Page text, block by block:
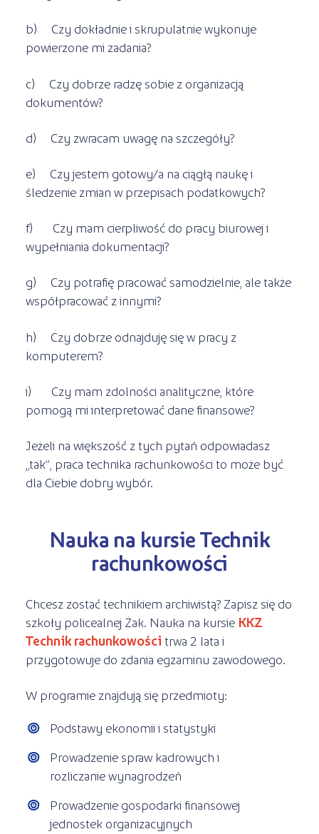
b) Czy dokładnie i skrupulatnie wykonuje
powierzone mi zadania?
c) Czy dobrze radzę sobie z organizacją
dokumentów?
d) Czy zwracam uwagę na szczegóły?
e) Czy jestem gotowy/a na ciągłą naukę i
śledzenie zmian w przepisach podatkowych?
f) Czy mam cierpliwość do pracy biurowej i
wypełniania dokumentacji?
g) Czy potrafię pracować samodzielnie, ale także
współpracować z innymi?
h) Czy dobrze odnajduję się w pracy z
komputerem?
i) Czy mam zdolności analityczne, które
pomogą mi interpretować dane finansowe?
Jeżeli na większość z tych pytań odpowiadasz
„tak”, praca technika rachunkowości to może być
dla Ciebie dobry wybór.
Nauka na kursie Technik
rachunkowości
Chcesz zostać technikiem archiwistą? Zapisz się do
szkoły policealnej Żak. Nauka na kursie KKZ
Technik rachunkowości trwa 2 lata i
przygotowuje do zdania egzaminu zawodowego.
W programie znajdują się przedmioty:
Podstawy ekonomii i statystyki
Prowadzenie spraw kadrowych i
rozliczanie wynagrodzeń
Prowadzenie gospodarki finansowej
jednostek organizacyjnych